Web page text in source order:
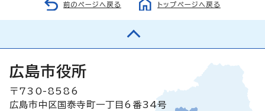
前のページへ戻る トップページへ戻る
広島市役所
〒730-8586
広島市中区国泰寺町一丁目6番34号